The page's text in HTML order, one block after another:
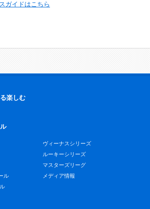
ガイドはこちら
楽しむ
ル
ヴィーナスシリーズ
ルーキーシリーズ
マスターズリーグ
メディア情報